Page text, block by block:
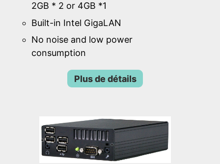
2GB * 2 or 4GB *1
Built-in Intel GigaLAN
No noise and low power
consumption
Plus de détails